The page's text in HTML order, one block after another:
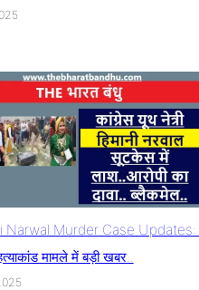
Narwal Murder Case Updates:
मामले में बड़ी खबर..